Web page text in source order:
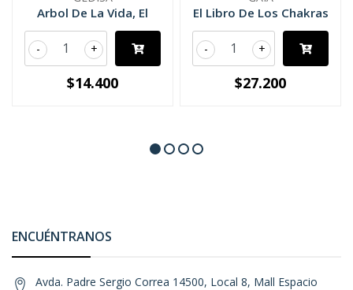
Arbol De La Vida, El
+
-
$14.400
El Libro De Los Chakras
+
-
$27.200
ENCUÉNTRANOS
Avda. Padre Sergio Correa 14500, Local 8, Mall Espacio